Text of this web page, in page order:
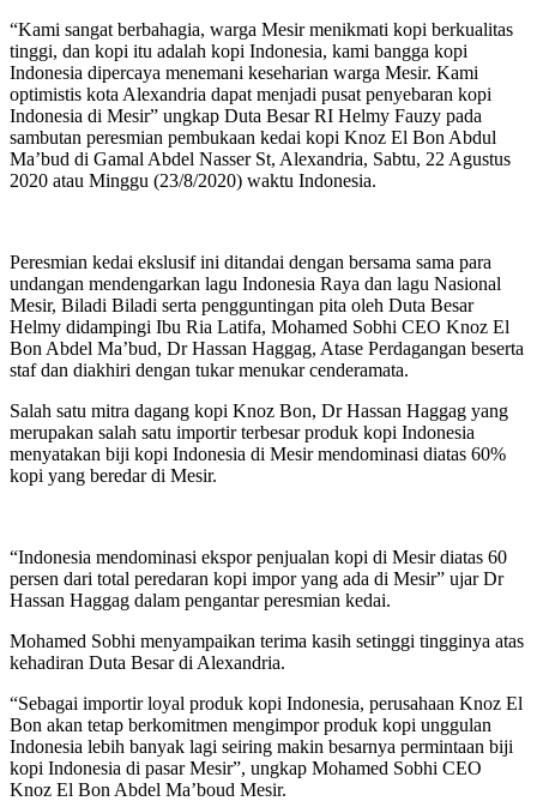
“Kami sangat berbahagia, warga Mesir menikmati kopi berkualitas
tinggi, dan kopi itu adalah kopi Indonesia, kami bangga kopi
Indonesia dipercaya menemani keseharian warga Mesir. Kami
optimistis kota Alexandria dapat menjadi pusat penyebaran kopi
Indonesia di Mesir” ungkap Duta Besar RI Helmy Fauzy pada
sambutan peresmian pembukaan kedai kopi Knoz El Bon Abdul
Ma’bud di Gamal Abdel Nasser St, Alexandria, Sabtu, 22 Agustus
2020 atau Minggu (23/8/2020) waktu Indonesia.
Peresmian kedai ekslusif ini ditandai dengan bersama sama para
undangan mendengarkan lagu Indonesia Raya dan lagu Nasional
Mesir, Biladi Biladi serta pengguntingan pita oleh Duta Besar
Helmy didampingi Ibu Ria Latifa, Mohamed Sobhi CEO Knoz El
Bon Abdel Ma’bud, Dr Hassan Haggag, Atase Perdagangan beserta
staf dan diakhiri dengan tukar menukar cenderamata.
Salah satu mitra dagang kopi Knoz Bon, Dr Hassan Haggag yang
merupakan salah satu importir terbesar produk kopi Indonesia
menyatakan biji kopi Indonesia di Mesir mendominasi diatas 60%
kopi yang beredar di Mesir.
“Indonesia mendominasi ekspor penjualan kopi di Mesir diatas 60
persen dari total peredaran kopi impor yang ada di Mesir” ujar Dr
Hassan Haggag dalam pengantar peresmian kedai.
Mohamed Sobhi menyampaikan terima kasih setinggi tingginya atas
kehadiran Duta Besar di Alexandria.
“Sebagai importir loyal produk kopi Indonesia, perusahaan Knoz El
Bon akan tetap berkomitmen mengimpor produk kopi unggulan
Indonesia lebih banyak lagi seiring makin besarnya permintaan biji
kopi Indonesia di pasar Mesir”, ungkap Mohamed Sobhi CEO
Knoz El Bon Abdel Ma’boud Mesir.